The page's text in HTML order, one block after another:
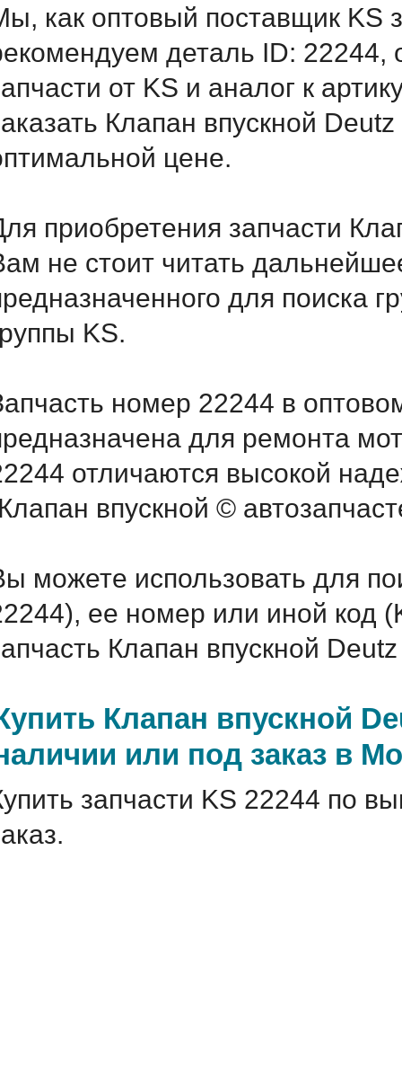
как оптовый поставщик KS
деталь ID:
от KS и аналог к
Клапан впускной
цене.
приобретения запчасти
не стоит читать
для поиска
KS.
номер 22244 в
для ремонта
отличаются высокой
впускной ©
можете использовать для
ее номер или иной код
Клапан впускной
Клапан впускной
или под заказ в
запчасти KS 22244 по